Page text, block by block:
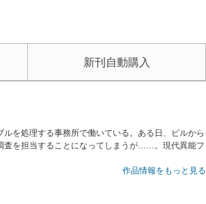
新刊自動購入
を処理する事務所で働いている。ある日、ビルから
査を担当することになってしまうが……。現代異能フ
作品情報をもっと見る